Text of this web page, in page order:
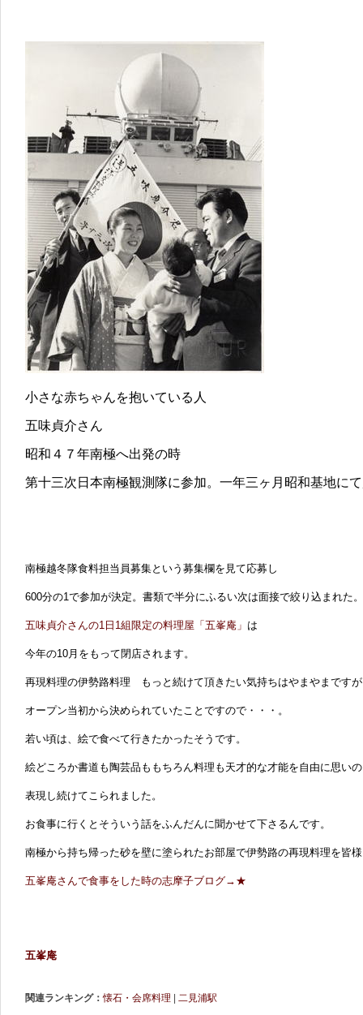
小さな赤ちゃんを抱いている人
五味貞介さん
昭和４７年南極へ出発の時
第十三次日本南極観測隊に参加。一年三ヶ月昭和基地に
南極越冬隊食料担当員募集という募集欄を見て応募し
600分の1で参加が決定。書類で半分にふるい次は面接で絞り込まれた。
五味貞介さんの1日1組限定の料理屋「五峯庵」 は
今年の10月をもって閉店されます。
再現料理の伊勢路料理 もっと続けて頂きたい気持ちはやまやまです
オープン当初から決められていたことですので・・・。
若い頃は、絵で食べて行きたかったそうです。
絵どころか書道も陶芸品ももちろん料理も天才的な才能を自由に思い
表現し続けてこられました。
お食事に行くとそういう話をふんだんに聞かせて下さるんです。
南極から持ち帰った砂を壁に塗られたお部屋で伊勢路の再現料理を皆
五峯庵さんで食事をした時の志摩子ブログ→★
五峯庵
関連ランキング：懐石・会席料理 二見浦駅